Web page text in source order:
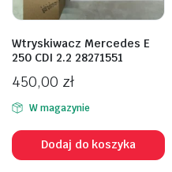
Wtryskiwacz Mercedes E
250 CDI 2.2 28271551
450,00 zł
W magazynie
Dodaj do koszyka